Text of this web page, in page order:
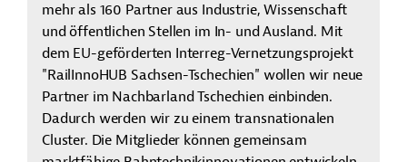
mehr als 160 Partner aus Industrie, Wissenschaft
und öffentlichen Stellen im In- und Ausland. Mit
dem EU-geförderten Interreg-Vernetzungsprojekt
"RailInnoHUB Sachsen-Tschechien" wollen wir neue
Partner im Nachbarland Tschechien einbinden.
Dadurch werden wir zu einem transnationalen
Cluster. Die Mitglieder können gemeinsam